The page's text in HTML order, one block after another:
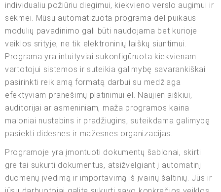
individualiu požiūriu diegimui, kiekvieno verslo augimui ir
sėkmei. Mūsų automatizuota programa dėl puikaus
modulių pavadinimo gali būti naudojama bet kurioje
veiklos srityje, ne tik elektroninių laiškų siuntimui.
Programa yra intuityviai sukonfigūruota kiekvienam
vartotojui sistemos ir suteikia galimybę savarankiškai
pasirinkti reikiamą formatą darbui su medžiaga
efektyviam pranešimų platinimui el. Naujienlaiškiui,
auditorijai ar asmeniniam, maža programos kaina
maloniai nustebins ir pradžiugins, suteikdama galimybę
pasiekti didesnes ir mažesnes organizacijas.
Programoje yra įmontuoti dokumentų šablonai, skirti
greitai sukurti dokumentus, atsižvelgiant į automatinį
duomenų įvedimą ir importavimą iš įvairių šaltinių. Jūs ir